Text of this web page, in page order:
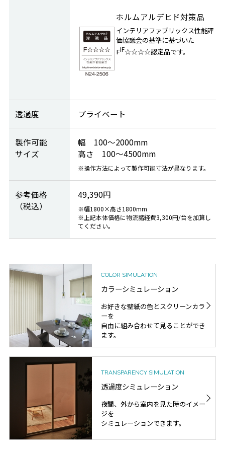
ホルムアルデヒド対策品
インテリアファブリックス性能評
価協議会の基準に基づいた
FIF☆☆☆☆認定品です。
透過度 プライベート
製作可能
サイズ
幅
100～2000mm
高さ
100～4500mm
※操作方法によって製作可能寸法が異なります。
参考価格
（税込）
49,390円
※幅1800×高さ1800mm
※上記本体価格に物流諸経費3,300円/台を加算し
てください。
COLOR SIMULATION
カラーシミュレーション
お好きな壁紙の色とスクリーンカラ
ーを
自由に組み合わせて見ることができ
ます。
TRANSPARENCY SIMULATION
透過度シミュレーション
夜間、外から室内を見た時のイメー
ジを
シミュレーションできます。